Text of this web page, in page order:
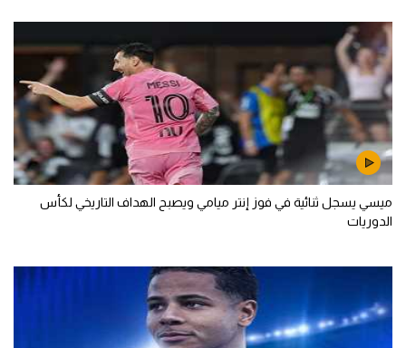
ميسي يسجل ثنائية في فوز إنتر ميامي ويصبح الهداف التاريخي لكأس
الدوريات